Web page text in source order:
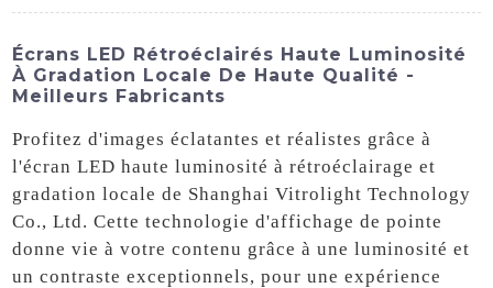
Écrans LED Rétroéclairés Haute Luminosité
À Gradation Locale De Haute Qualité -
Meilleurs Fabricants
Profitez d'images éclatantes et réalistes grâce à
l'écran LED haute luminosité à rétroéclairage et
gradation locale de Shanghai Vitrolight Technology
Co., Ltd. Cette technologie d'affichage de pointe
donne vie à votre contenu grâce à une luminosité et
un contraste exceptionnels, pour une expérience